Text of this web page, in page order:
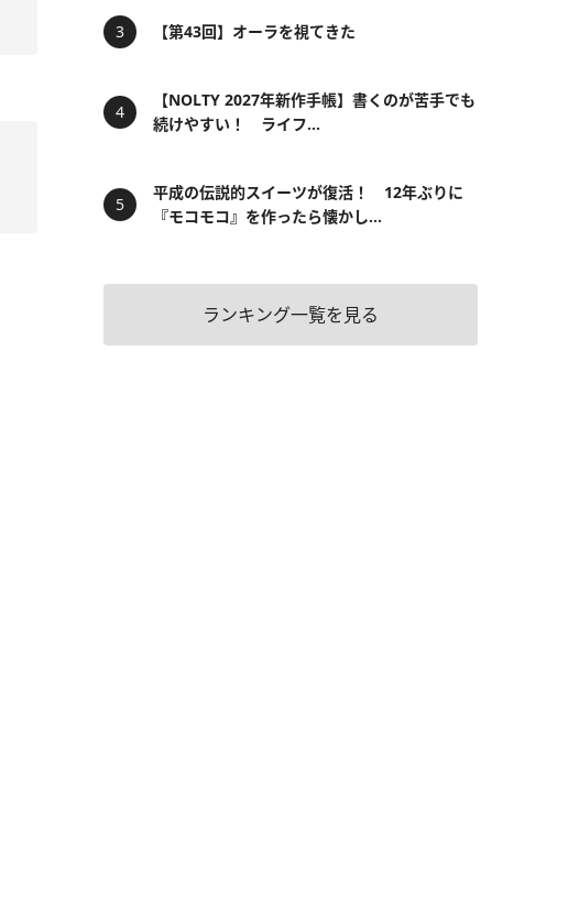
【第43回】オーラを視てきた
【NOLTY 2027年新作手帳】書くのが苦手でも
続けやすい！ ライフ...
平成の伝説的スイーツが復活！ 12年ぶりに
『モコモコ』を作ったら懐かし...
ランキング一覧を見る